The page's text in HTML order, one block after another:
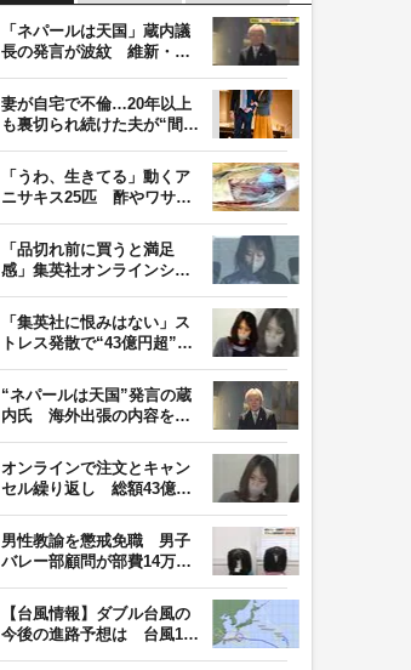
「ネパールは天国」蔵内議
長の発言が波紋 維新・吉
妻が自宅で不倫…20年以上
も裏切られ続けた夫が“間
「うわ、生きてる」動くア
ニサキス25匹 酢やワサビ
「品切れ前に買うと満足
感」集英社オンラインショ
「集英社に恨みはない」ス
トレス発散で“43億円超”の
“ネパールは天国”発言の蔵
内氏 海外出張の内容を説
オンラインで注文とキャン
セル繰り返し 総額43億円
男性教諭を懲戒免職 男子
バレー部顧問が部費14万円
【台風情報】ダブル台風の
今後の進路予想は 台風13